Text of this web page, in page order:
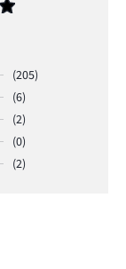
(205)
(6)
(2)
(0)
(2)